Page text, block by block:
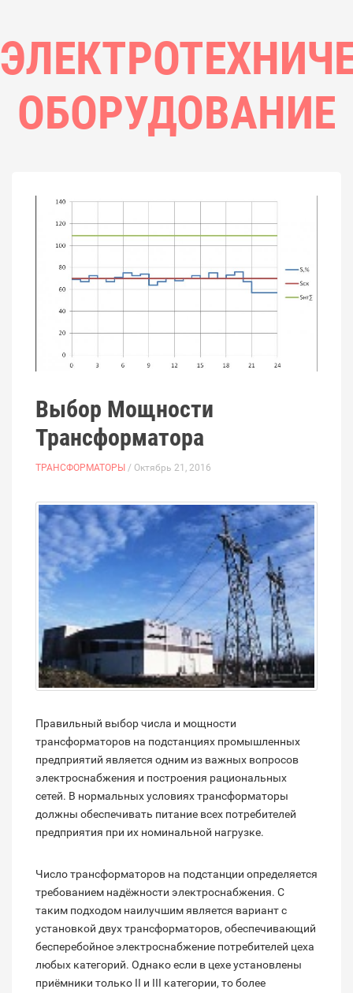
ОБОРУДОВАНИЕ
Выбор Мощности
Трансформатора
ТРАНСФОРМАТОРЫ / Октябрь 21, 2016
Правильный выбор числа и мощности
трансформаторов на подстанциях промышленных
предприятий является одним из важных вопросов
электроснабжения и построения рациональных
сетей. В нормальных условиях трансформаторы
должны обеспечивать питание всех потребителей
предприятия при их номинальной нагрузке.
Число трансформаторов на подстанции определяется
требованием надёжности электроснабжения. С
таким подходом наилучшим является вариант с
установкой двух трансформаторов, обеспечивающий
бесперебойное электроснабжение потребителей цеха
любых категорий. Однако если в цехе установлены
приёмники только II и III категории, то более